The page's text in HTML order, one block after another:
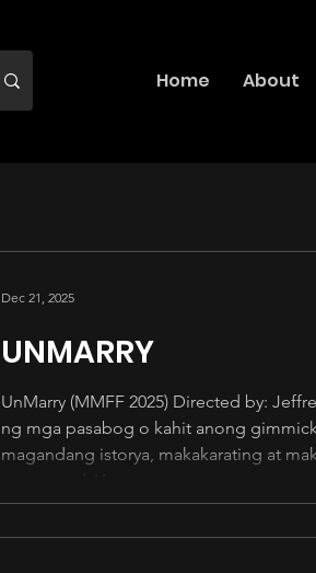
Home About
UNMARRY
UnMarry (MMFF 2025) Directed by:
ng mga pasabog o kahit anong
magandang istorya, makakarating at
manunuod. Yun ang matagumpay na
karakter base sa kanilang kahinaan at
pelikulang ito. Ipapakita lang nila kung
Dec 21, 2025